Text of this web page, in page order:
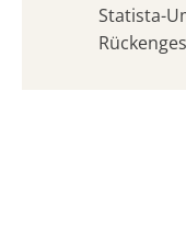
Statista-